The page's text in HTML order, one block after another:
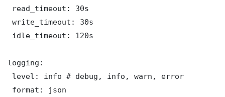
read_timeout: 30s
write_timeout: 30s
idle_timeout: 120s
logging:
level: info # debug, info, warn, error
format: json